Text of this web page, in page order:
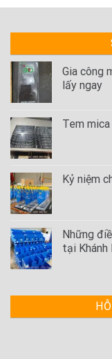
Gia công
lấy ngay
Tem
Kỷ niệm
Những
tại Khánh